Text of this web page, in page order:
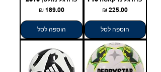
מחיר
הוספה לסל
מחיר‏189.00 ‏₪
הוספה לסל